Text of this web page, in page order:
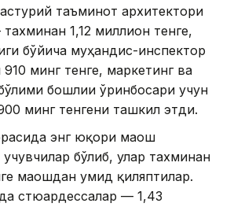
таъминот архитектори
1,12 миллион тенге,
бўйича муҳандис-инспектор
минг тенге, маркетинг ва
бошлиғи ўринбосари учун
минг тенгени ташкил этди.
энг юқори маош
учувчилар бўлиб, улар тахминан
маошдан умид қиляптилар.
стюардессалар — 1,43